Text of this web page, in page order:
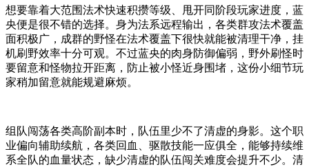
想要靠着大范围法术快速积攒等级、甩开同阶段玩家进度，蓝
央便是很不错的选择。身为法系远程输出，各类群攻法术覆盖
面积极广，成群的野怪在法术覆盖下很快就能被清理干净，挂
机刷野效率十分可观。不过蓝央的肉身防御偏弱，野外刷怪时
要留意和怪物拉开距离，防止被小怪近身围堵，这份小细节玩
家稍加留意就能规避麻烦。
组队闯荡各类高阶副本时，队伍里少不了清虚的身影。这个职
业偏向辅助续航，各类回血、驱散技能一应俱全，能够持续维
系全队的血量状态，缺少清虚的队伍闯关难度会提升不少。清